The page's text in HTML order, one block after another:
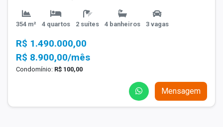
354 m² 4 quartos 2 suítes 4 banheiros 3 vagas
R$ 1.490.000,00
R$ 8.900,00/mês
Condomínio: R$ 100,00
Mensagem